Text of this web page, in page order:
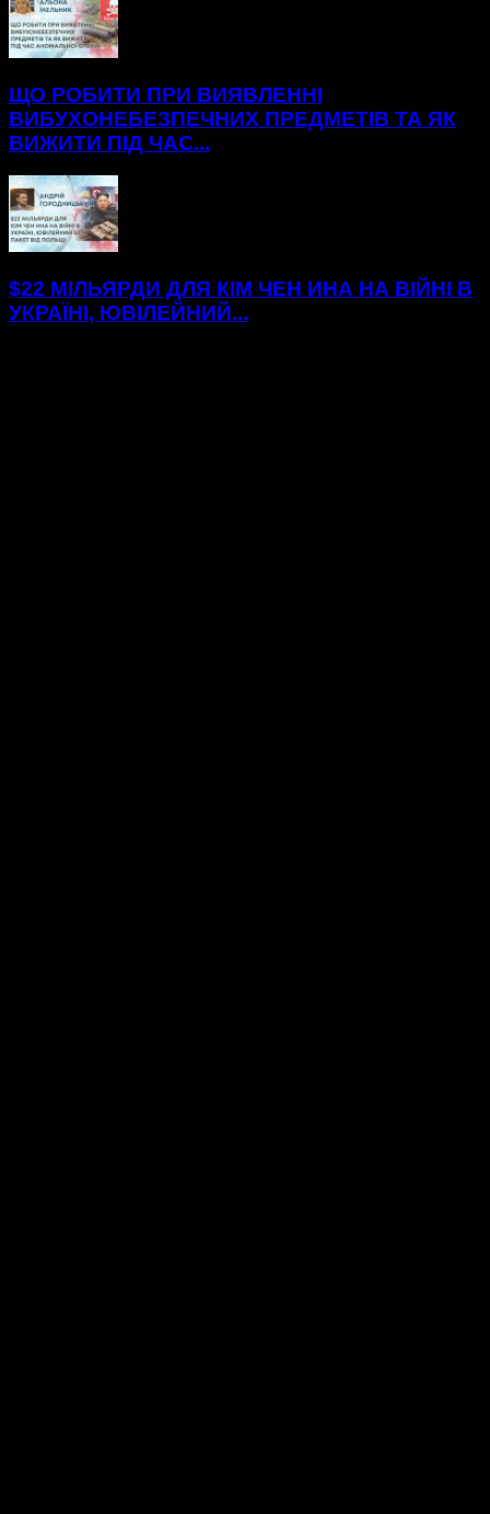
ЩО РОБИТИ ПРИ ВИЯВЛЕННІ
ВИБУХОНЕБЕЗПЕЧНИХ ПРЕДМЕТІВ ТА ЯК
ВИЖИТИ ПІД ЧАС...
$22 МІЛЬЯРДИ ДЛЯ КІМ ЧЕН ИНА НА ВІЙНІ В
УКРАЇНІ, ЮВІЛЕЙНИЙ...